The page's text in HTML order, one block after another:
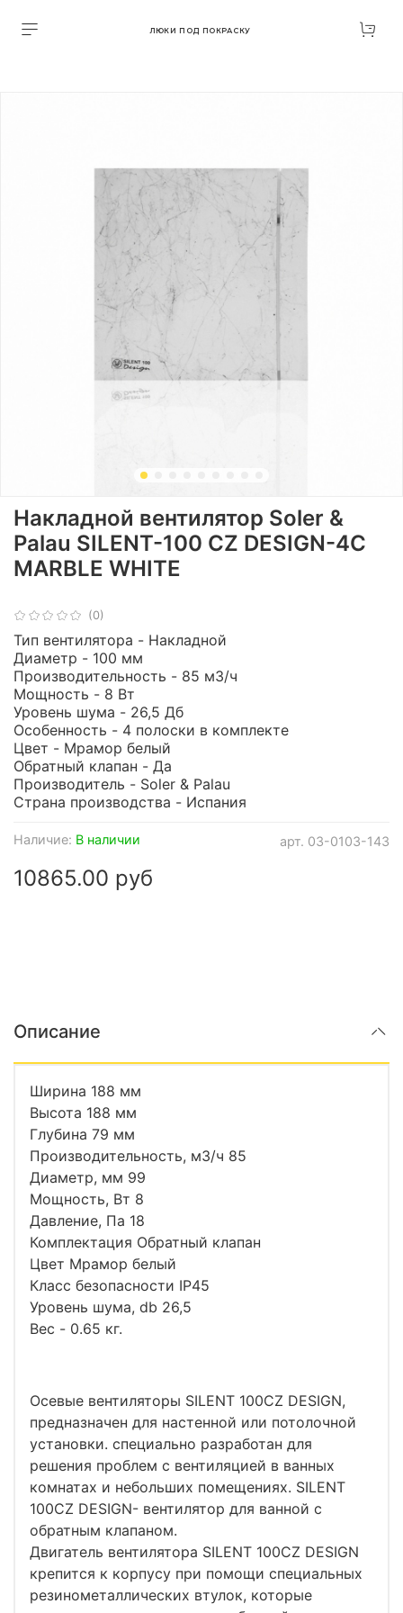
ЛЮКИ ПОД ПОКРАСКУ
(0)
арт. 03-0103-143
Наличие: В наличии
Накладной вентилятор Soler &
Palau SILENT-100 CZ DESIGN-4С
MARBLE WHITE
10865.00 руб
Тип вентилятора - Накладной
Диаметр - 100 мм
Производительность - 85 м3/ч
Мощность - 8 Вт
Уровень шума - 26,5 Дб
Особенность - 4 полоски в комплекте
Цвет - Мрамор белый
Обратный клапан - Да
Производитель - Soler & Palau
Страна производства - Испания
Описание
Ширина 188 мм
Высота 188 мм
Глубина 79 мм
Производительность, м3/ч 85
Диаметр, мм 99
Мощность, Вт 8
Давление, Па 18
Комплектация Обратный клапан
Цвет Мрамор белый
Класс безопасности IP45
Уровень шума, db 26,5
Вес - 0.65 кг.
Осевые вентиляторы SILENT 100CZ DESIGN,
предназначен для настенной или потолочной
установки. специально разработан для
решения проблем с вентиляцией в ванных
комнатах и небольших помещениях. SILENT
100CZ DESIGN- вентилятор для ванной с
обратным клапаном.
Двигатель вентилятора SILENT 100CZ DESIGN
крепится к корпусу при помощи специальных
резинометаллических втулок, которые